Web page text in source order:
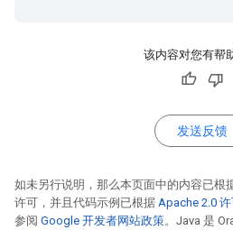
该内容对您有帮
发送反馈
如未另行说明，那么本页面中的内容已根
许可，并且代码示例已根据 Apache 2.0
参阅 Google 开发者网站政策。Java 是